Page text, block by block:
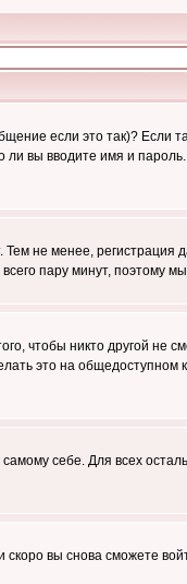
если это так)? Если
ли вы вводите имя и
не менее, регистрация
пару минут, поэтому
чтобы никто другой не
это на общедоступном
себе. Для всех
скоро вы снова сможете